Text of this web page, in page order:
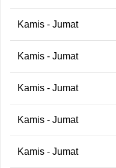
Kamis - Jumat
Kamis - Jumat
Kamis - Jumat
Kamis - Jumat
Kamis - Jumat